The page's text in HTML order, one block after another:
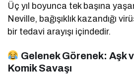
Üç yıl boyunca tek başına
Neville, bağışıklık kazandığı
bir tedavi arayışı içindedir.
Gelenek Görenek: Aşk
Komik Savaşı